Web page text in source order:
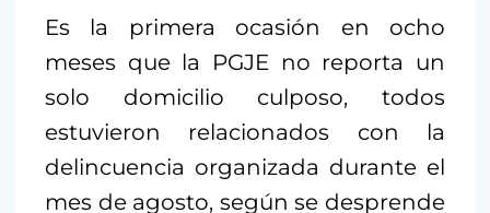
Es la primera ocasión en ocho
meses que la PGJE no reporta un
solo domicilio culposo, todos
estuvieron relacionados con la
delincuencia organizada durante el
mes de agosto, según se desprende